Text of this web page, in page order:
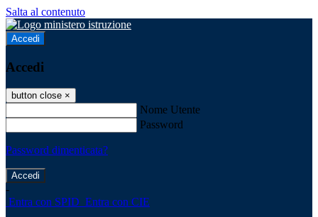
Salta al contenuto
Accedi
Accedi
button close ×
Nome Utente
Password
Password dimenticata?
-
Entra con SPID Entra con CIE